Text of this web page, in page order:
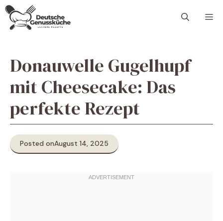
Skip
content
Donauwelle Gugelhupf
mit Cheesecake: Das
perfekte Rezept
Posted onAugust 14, 2025